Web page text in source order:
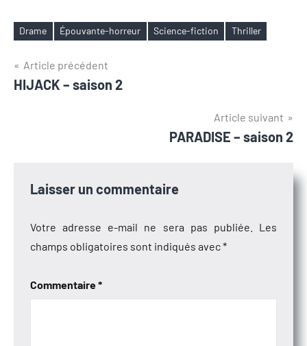
Étiquettes
Drame Épouvante-horreur Science-fiction Thriller
Navigation
de
Article précédent
HIJACK – saison 2
Article suivant
PARADISE – saison 2
Laisser un commentaire
Votre adresse e-mail ne sera pas publiée.
Les
champs obligatoires sont indiqués avec*
Commentaire*